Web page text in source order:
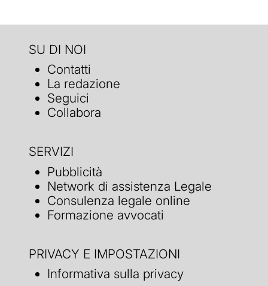
SU DI NOI
Contatti
La redazione
Seguici
Collabora
SERVIZI
Pubblicità
Network di assistenza Legale
Consulenza legale online
Formazione avvocati
PRIVACY E IMPOSTAZIONI
Informativa sulla privacy